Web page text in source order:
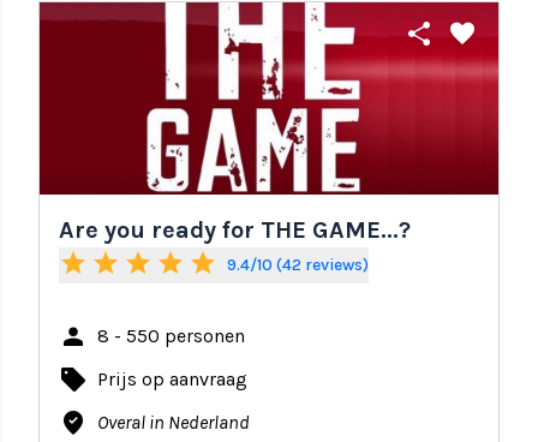
share favorite
Are you ready for THE GAME...?
star star star star star 9.4/10 (42 reviews)
person 8 - 550 personen
local_offer Prijs op aanvraag
where_to_vote Overal in Nederland